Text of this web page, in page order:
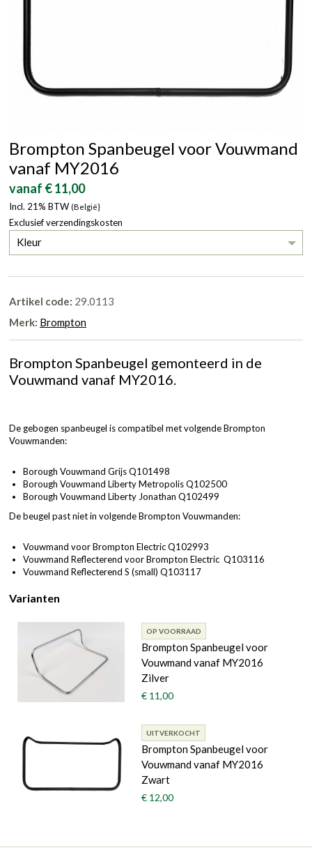
Brompton Spanbeugel voor Vouwmand
vanaf MY2016
vanaf € 11,00
Incl. 21% BTW (België}
Exclusief verzendingskosten
Kleur
Artikel code: 29.0113
Merk: Brompton
Brompton Spanbeugel gemonteerd in de
Vouwmand vanaf MY2016.
De gebogen spanbeugel is compatibel met volgende Brompton
Vouwmanden:
Borough Vouwmand Grijs Q101498
Borough Vouwmand Liberty Metropolis Q102500
Borough Vouwmand Liberty Jonathan Q102499
De beugel past niet in volgende Brompton Vouwmanden:
Vouwmand voor Brompton Electric Q102993
Vouwmand Reflecterend voor Brompton Electric Q103116
Vouwmand Reflecterend S (small) Q103117
Varianten
OP VOORRAAD
Brompton Spanbeugel voor
Vouwmand vanaf MY2016
Zilver
€ 11,00
UITVERKOCHT
Brompton Spanbeugel voor
Vouwmand vanaf MY2016
Zwart
€ 12,00